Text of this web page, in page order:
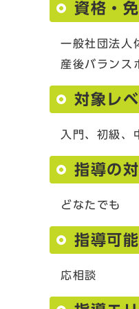
資格・
一般社団法人
産後バランス
対象レ
入門、初級、
指導の
どなたでも
指導可
応相談